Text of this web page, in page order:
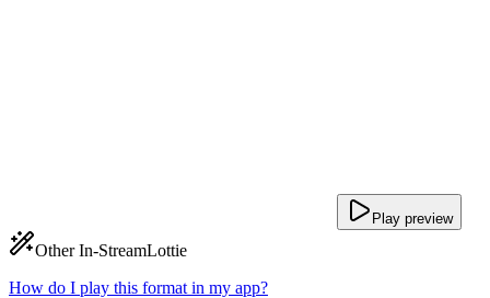
Play preview
Other In-StreamLottie
How do I play this format in my app?